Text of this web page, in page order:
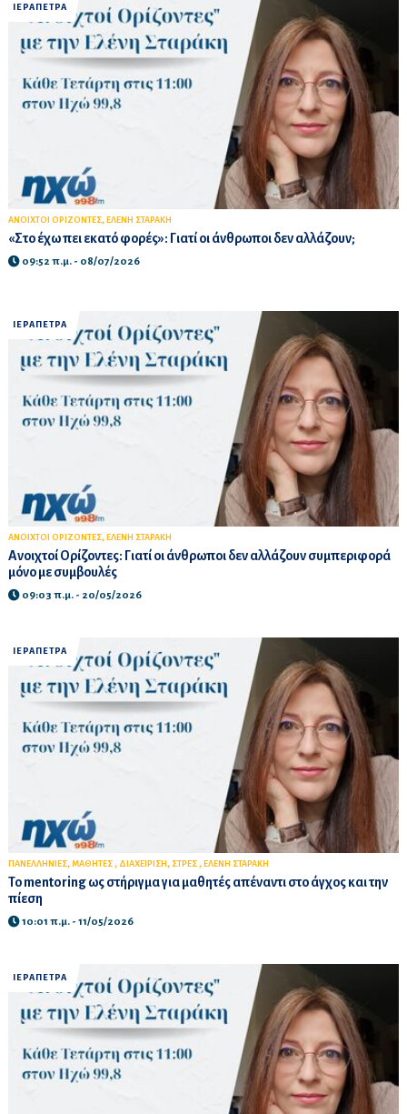
ΙΕΡΑΠΕΤΡΑ
ΑΝΟΙΧΤΟΙ ΟΡΙΖΟΝΤΕΣ, ΕΛΕΝΗ ΣΤΑΡΑΚΗ
«Στο έχω πει εκατό φορές»: Γιατί οι άνθρωποι δεν αλλάζουν;
09:52 π.μ. - 08/07/2026
ΙΕΡΑΠΕΤΡΑ
ΑΝΟΙΧΤΟΙ ΟΡΙΖΟΝΤΕΣ, ΕΛΕΝΗ ΣΤΑΡΑΚΗ
Ανοιχτοί Ορίζοντες: Γιατί οι άνθρωποι δεν αλλάζουν συμπεριφορά
μόνο με συμβουλές
09:03 π.μ. - 20/05/2026
ΙΕΡΑΠΕΤΡΑ
ΠΑΝΕΛΛΗΝΙΕΣ, ΜΑΘΗΤΕΣ , ΔΙΑΧΕΙΡΙΣΗ , ΣΤΡΕΣ , ΕΛΕΝΗ ΣΤΑΡΑΚΗ
Το mentoring ως στήριγμα για μαθητές απέναντι στο άγχος και την
πίεση
10:01 π.μ. - 11/05/2026
ΙΕΡΑΠΕΤΡΑ